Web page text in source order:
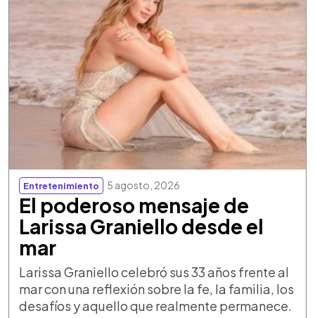
Entretenimiento 5 agosto, 2026
El poderoso mensaje de
Larissa Graniello desde el
mar
Larissa Graniello celebró sus 33 años frente al
mar con una reflexión sobre la fe, la familia, los
desafíos y aquello que realmente permanece.